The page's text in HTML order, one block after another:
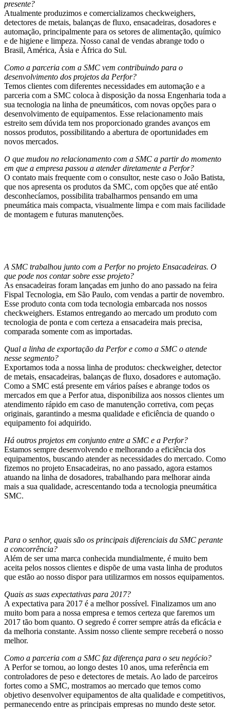
presente?
Atualmente produzimos e comercializamos checkweighers,
detectores de metais, balanças de fluxo, ensacadeiras, dosadores e
automação, principalmente para os setores de alimentação, químico
e de higiene e limpeza. Nosso canal de vendas abrange todo o
Brasil, América, Ásia e África do Sul.
Como a parceria com a SMC vem contribuindo para o
desenvolvimento dos projetos da Perfor?
Temos clientes com diferentes necessidades em automação e a
parceria com a SMC coloca à disposição da nossa Engenharia toda a
sua tecnologia na linha de pneumáticos, com novas opções para o
desenvolvimento de equipamentos. Esse relacionamento mais
estreito sem dúvida tem nos proporcionado grandes avanços em
nossos produtos, possibilitando a abertura de oportunidades em
novos mercados.
O que mudou no relacionamento com a SMC a partir do momento
em que a empresa passou a atender diretamente a Perfor?
O contato mais frequente com o consultor, neste caso o João Batista,
que nos apresenta os produtos da SMC, com opções que até então
desconhecíamos, possibilita trabalharmos pensando em uma
pneumática mais compacta, visualmente limpa e com mais facilidade
de montagem e futuras manutenções.
A SMC trabalhou junto com a Perfor no projeto Ensacadeiras. O
que pode nos contar sobre esse projeto?
As ensacadeiras foram lançadas em junho do ano passado na feira
Fispal Tecnologia, em São Paulo, com vendas a partir de novembro.
Esse produto conta com toda tecnologia embarcada nos nossos
checkweighers. Estamos entregando ao mercado um produto com
tecnologia de ponta e com certeza a ensacadeira mais precisa,
comparada somente com as importadas.
Qual a linha de exportação da Perfor e como a SMC o atende
nesse segmento?
Exportamos toda a nossa linha de produtos: checkweigher, detector
de metais, ensacadeiras, balanças de fluxo, dosadores e automação.
Como a SMC está presente em vários países e abrange todos os
mercados em que a Perfor atua, disponibiliza aos nossos clientes um
atendimento rápido em caso de manutenção corretiva, com peças
originais, garantindo a mesma qualidade e eficiência de quando o
equipamento foi adquirido.
Há outros projetos em conjunto entre a SMC e a Perfor?
Estamos sempre desenvolvendo e melhorando a eficiência dos
equipamentos, buscando atender as necessidades do mercado. Como
fizemos no projeto Ensacadeiras, no ano passado, agora estamos
atuando na linha de dosadores, trabalhando para melhorar ainda
mais a sua qualidade, acrescentando toda a tecnologia pneumática
SMC.
Para o senhor, quais são os principais diferenciais da SMC perante
a concorrência?
Além de ser uma marca conhecida mundialmente, é muito bem
aceita pelos nossos clientes e dispõe de uma vasta linha de produtos
que estão ao nosso dispor para utilizarmos em nossos equipamentos.
Quais as suas expectativas para 2017?
A expectativa para 2017 é a melhor possível. Finalizamos um ano
muito bom para a nossa empresa e temos certeza que faremos um
2017 tão bom quanto. O segredo é correr sempre atrás da eficácia e
da melhoria constante. Assim nosso cliente sempre receberá o nosso
melhor.
Como a parceria com a SMC faz diferença para o seu negócio?
A Perfor se tornou, ao longo destes 10 anos, uma referência em
controladores de peso e detectores de metais. Ao lado de parceiros
fortes como a SMC, mostramos ao mercado que temos como
objetivo desenvolver equipamentos de alta qualidade e competitivos,
permanecendo entre as principais empresas no mundo deste setor.